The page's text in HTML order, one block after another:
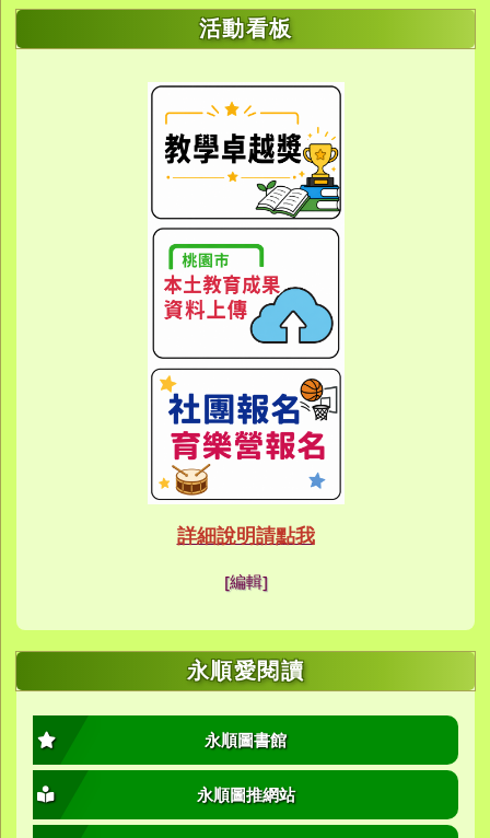
活動看板
link to https://
link to https://
link to https://
link to https://sites.google.com/
link to https://sites.google.com/
link to https://
link to https://
link to https://
link to https://
link to https://
link to https://10000.gov.tw/
link to https://
link to https://
link to https://
link to https://
link to https://
link to https://
link to https://
link to https://
link to https://
link to https://
link to https://
link to https://
link to https://
link to https://
link to https://
link to https://
link to https://
link to https://
link to https://
link to https://
link to https://
link to https://
link to https://
link to https://
link to https://
link to https://
link to https://
link to https://
link to https://
link to https://
link to https://
link to https://
link to https://
link to https://
link to https://
link to https://
link to https://
link to https://
link to https://
link to https://
link to https://
link to https://
link to https://
link to https://
link to https://
link to https://
link to https://
link to https://
link to https://
link to https://
link to https://
link to https://
link to https://
link to https://
link to https://
link to https://
link to https://
link to https://
link to https://
link to https://
ink to https://forms.gle/
詳細說明請點我
link to https://
[編輯]
永順愛閱讀
永順圖書館
永順圖推網站